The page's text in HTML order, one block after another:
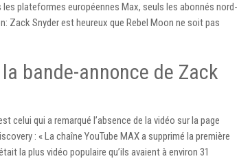
plateformes européennes Max, seuls les abonnés nord-
Zack Snyder est heureux que Rebel Moon ne soit pas
bande-annonce de Zack
celui qui a remarqué l’absence de la vidéo sur la page
: « La chaîne YouTube MAX a supprimé la première
la plus vidéo populaire qu’ils avaient à environ 31